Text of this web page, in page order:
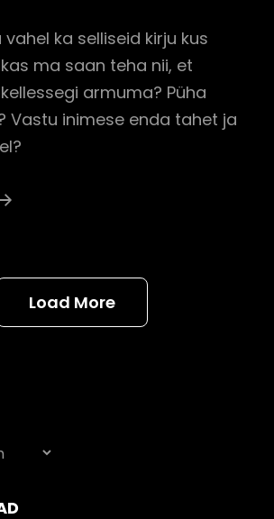
ka selliseid kirju kus
ma saan teha nii, et
armuma? Püha
Vastu inimese enda tahet ja
Kokkulepete
Load More